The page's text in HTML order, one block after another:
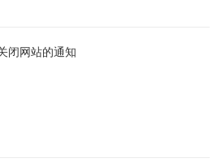
次会员代表大会拟于2017年12月在成都召
五届理事会、常务理事会及学会领导机构，
闭网站的通知